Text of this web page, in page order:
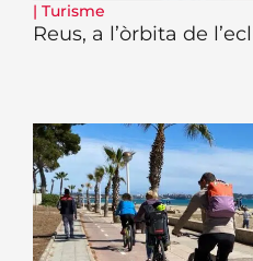
| Turisme
Reus, a l’òrbita de